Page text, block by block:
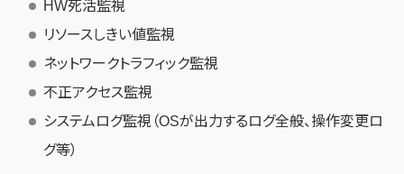
HW死活監視
リソースしきい値監視
ネットワークトラフィック監視
不正アクセス監視
システムログ監視（OSが出力するログ全般、操作変更ロ
グ等）